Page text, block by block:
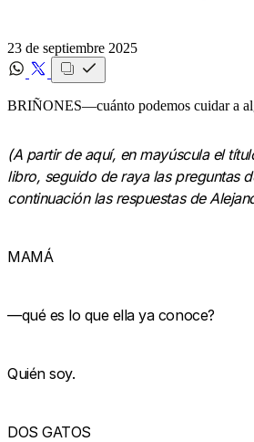
23 de septiembre 2025
BRIÑONES‍—cuánto podemos cuidar a
(A partir de aquí, en mayúscula el
libro, seguido de raya las preguntas
continuación las respuestas de
MAMÁ
—qué es lo que ella ya conoce?
Quién soy.
DOS GATOS